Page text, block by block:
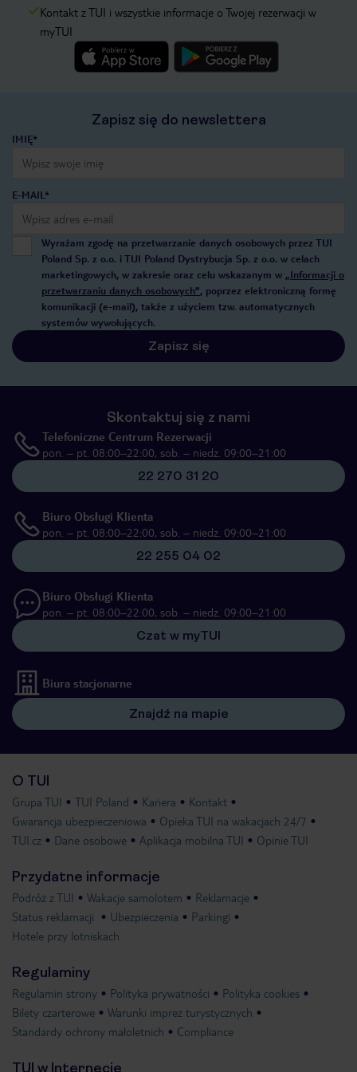
Kontakt z TUI i wszystkie informacje o Twojej rezerwacji w
myTUI
Zapisz się do newslettera
IMIĘ*
E-MAIL*
Wyrażam zgodę na przetwarzanie danych osobowych przez TUI
Poland Sp. z o.o. i TUI Poland Dystrybucja Sp. z o.o. w celach
marketingowych, w zakresie oraz celu wskazanym w „Informacji o
przetwarzaniu danych osobowych”, poprzez elektroniczną formę
komunikacji (e-mail), także z użyciem tzw. automatycznych
systemów wywołujących.
Zapisz się
Skontaktuj się z nami
Telefoniczne Centrum Rezerwacji
pon. – pt. 08:00–22:00, sob. – niedz. 09:00–21:00
22 270 31 20
Biuro Obsługi Klienta
pon. – pt. 08:00–22:00, sob. – niedz. 09:00–21:00
22 255 04 02
Biuro Obsługi Klienta
pon. – pt. 08:00–22:00, sob. – niedz. 09:00–21:00
Czat w myTUI
Biura stacjonarne
Znajdź na mapie
O TUI
Grupa TUI TUI Poland Kariera
Kontakt
Gwarancja ubezpieczeniowa
Opieka TUI na wakacjach 24/7
TUI.cz
Dane osobowe Aplikacja mobilna TUI Opinie TUI
Przydatne informacje
Podróż z TUI Wakacje samolotem
Reklamacje
Status reklamacji
Ubezpieczenia
Parkingi
Hotele przy lotniskach
Regulaminy
Regulamin strony Polityka prywatności
Polityka cookies
Bilety czarterowe
Warunki imprez turystycznych
Standardy ochrony małoletnich
Compliance
TUI w Internecie